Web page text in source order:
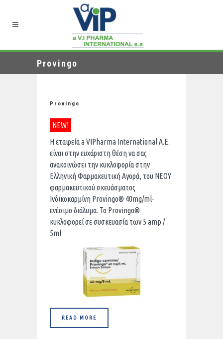
Provingo
Provingo
NEW!
Η εταιρεία a VIPharma International A.E.
είναι στην ευχάριστη θέση να σας
ανακοινώσει την κυκλοφορία στην
Ελληνική Φαρμακευτική Αγορά, του ΝΕΟΥ
φαρμακευτικού σκευάσματος
Ινδικοκαρμίνη Provingo® 40mg/ml-
ενέσιμο διάλυμα. Το Provingo®
κυκλοφορεί σε συσκευασία των 5 amp /
5ml
READ MORE